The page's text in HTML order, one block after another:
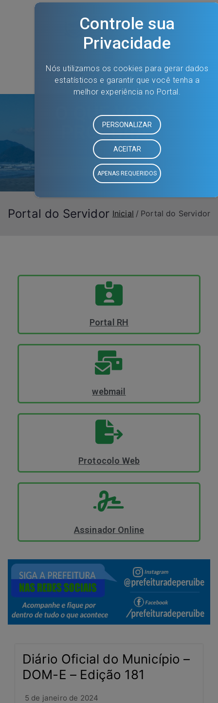
O QUE VOCÊ
PROCURA?
Portal do Servidor Inicial Portal do Servidor
Portal RH
webmail
Protocolo Web
Assinador Online
Diário Oficial do Município –
DOM-E – Edição 181
5 de janeiro de 2024